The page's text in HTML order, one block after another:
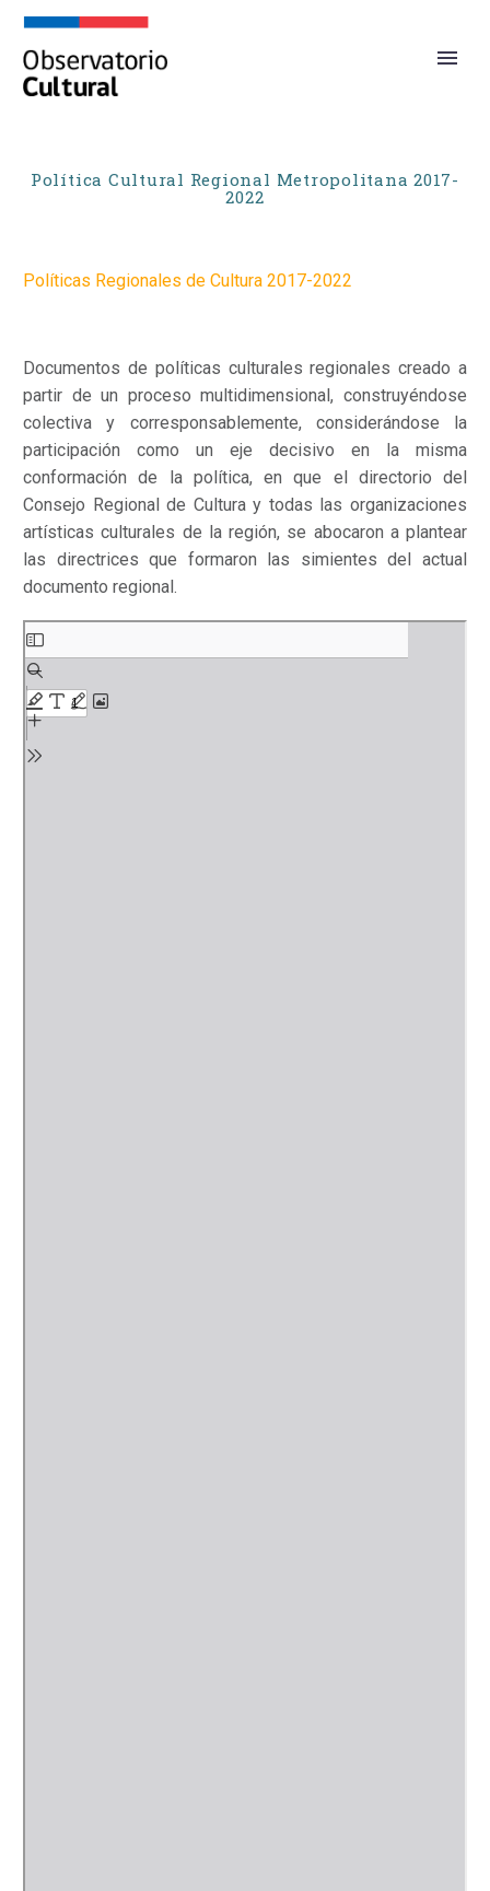
Política Cultural Regional Metropolitana 2017-
2022
Políticas Regionales de Cultura 2017-2022
Documentos de políticas culturales regionales creado a
partir de un proceso multidimensional, construyéndose
colectiva y corresponsablemente, considerándose la
participación como un eje decisivo en la misma
conformación de la política, en que el directorio del
Consejo Regional de Cultura y todas las organizaciones
artísticas culturales de la región, se abocaron a plantear
las directrices que formaron las simientes del actual
documento regional.
Saltar
al
contenido
del
PDF